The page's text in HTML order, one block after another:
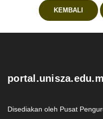
KEMBALI
Disediakan oleh Pusat